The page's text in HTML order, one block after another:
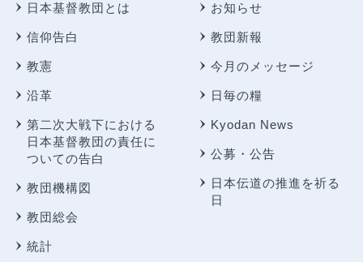
日本基督教団とは
信仰告白
教憲
沿革
第二次大戦下における
日本基督教団の責任に
ついての告白
教団機構図
教団総会
統計
お知らせ
教団新報
今月のメッセージ
日毎の糧
Kyodan News
公募・公告
日本伝道の推進を祈る
日